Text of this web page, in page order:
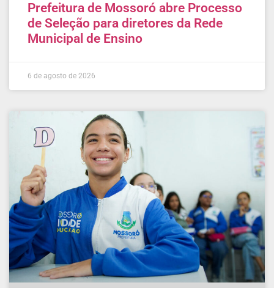
Prefeitura de Mossoró abre Processo
de Seleção para diretores da Rede
Municipal de Ensino
6 de agosto de 2026